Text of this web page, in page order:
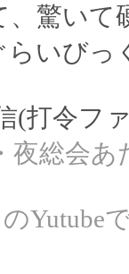
、驚い
らいびっ
(打令フ
夜総会
Yutube